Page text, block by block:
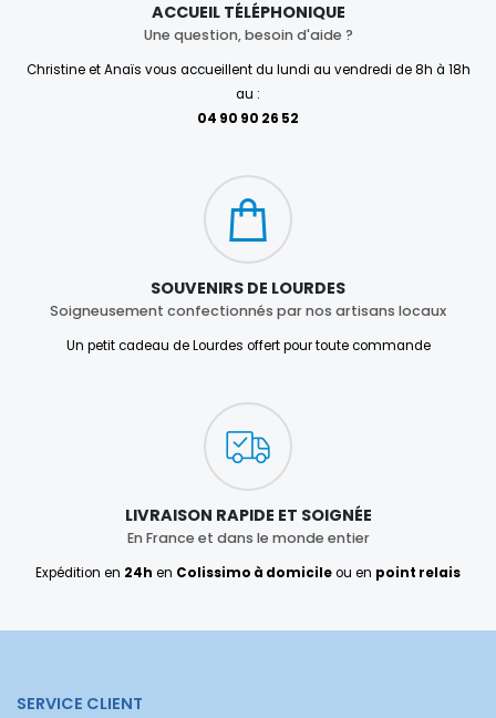
ACCUEIL TÉLÉPHONIQUE
Une question, besoin d'aide ?
Christine et Anaïs vous accueillent du lundi au vendredi de 8h à 18h
au :
04 90 90 26 52
SOUVENIRS DE LOURDES
Soigneusement confectionnés par nos artisans locaux
Un petit cadeau de Lourdes offert pour toute commande
LIVRAISON RAPIDE ET SOIGNÉE
En France et dans le monde entier
Expédition en 24h en Colissimo à domicileou en point relais
SERVICE CLIENT